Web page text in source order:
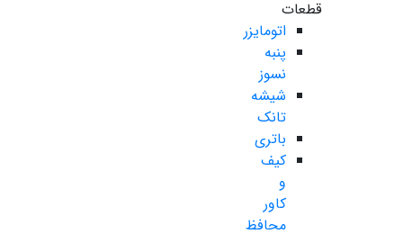
قطعات
اتومایزر
پنبه
نسوز
شیشه
تانک
باتری
کیف
و
کاور
محافظ